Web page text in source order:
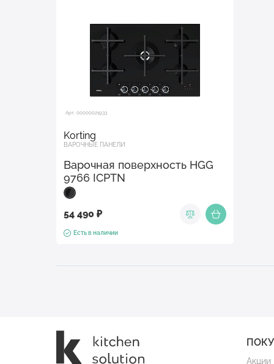
Арт. 00000021933
Korting
ВАРОЧНЫЕ ПАНЕЛИ
Варочная поверхность HGG
9766 ICPTN
54 490 ₽
Есть в наличии
Акции